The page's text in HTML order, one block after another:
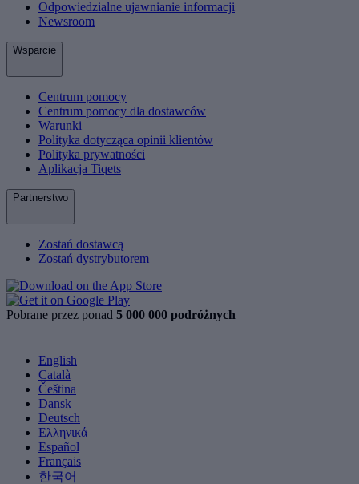
Odpowiedzialne ujawnianie informacji
Newsroom
Wsparcie
Centrum pomocy
Centrum pomocy dla dostawców
Warunki
Polityka dotycząca opinii klientów
Polityka prywatności
Aplikacja Tiqets
Partnerstwo
Zostań dostawcą
Zostań dystrybutorem
Pobrane przez ponad 5 000 000 podróżnych
English
Català
Čeština
Dansk
Deutsch
Ελληνικά
Español
Français
한국어